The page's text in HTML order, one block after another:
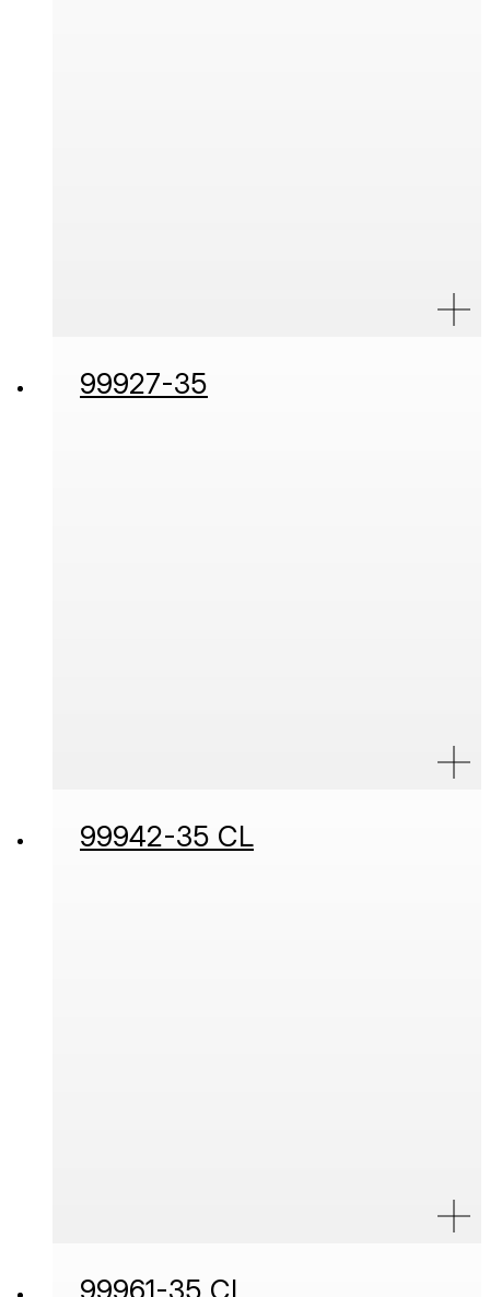
99927-35
99942-35 CL
99961-35 CL